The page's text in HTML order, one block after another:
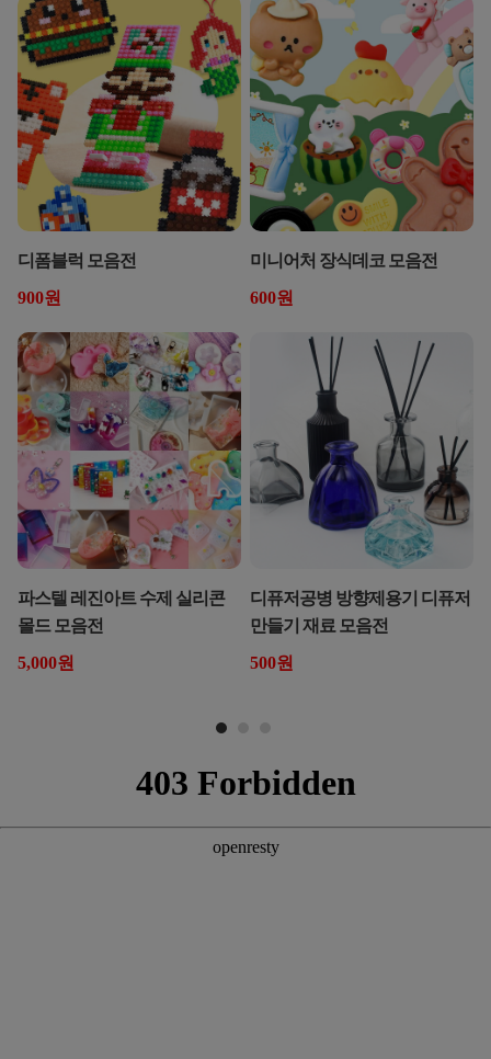
디폼블럭 모음전
900원
미니어처 장식데코 모음전
600원
파스텔 레진아트 수제 실리콘
몰드 모음전
5,000원
디퓨저공병 방향제용기 디퓨저
만들기 재료 모음전
500원